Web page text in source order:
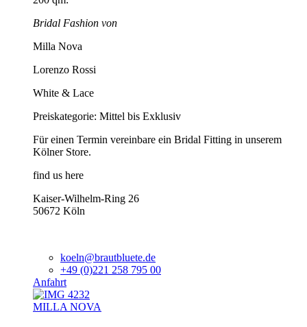
Bridal Fashion von
Milla Nova
Lorenzo Rossi
White & Lace
Preiskategorie: Mittel bis Exklusiv
Für einen Termin vereinbare ein Bridal Fitting in unserem
Kölner Store.
find us here
Kaiser-Wilhelm-Ring 26
50672 Köln
koeln@brautbluete.de
+49 (0)221 258 795 00
Anfahrt
MILLA NOVA